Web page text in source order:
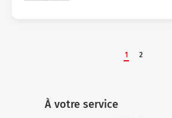
1 2
À votre service